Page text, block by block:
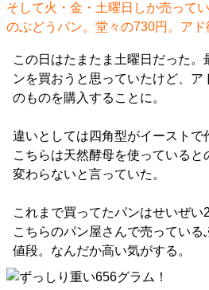
そして火・金・土曜日しか売って
のぶどうパン。堂々の730円。アド
この日はたまたま土曜日だった
ンを買おうと思っていたけど、
のものを購入することに。
違いとしては四角型がイーストで
こちらは天然酵母を使っている
変わらないと言っていた。
これまで買ってたパンはせいぜい
こちらのパン屋さんで売ってい
値段。なんだか高い気がする。